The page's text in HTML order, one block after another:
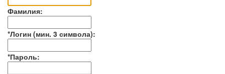
Фамилия:
*Логин (мин. 3 символа):
*Пароль: